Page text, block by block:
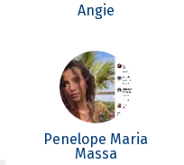
Angie
Penelope Maria
Massa